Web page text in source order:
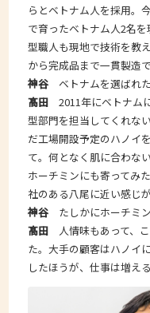
らとベトナム人を採用。
で育ったベトナム人2名
型職人も現地で技術を教
から完成品まで一貫製造
神谷 ベトナムを選ばれ
髙田 2011年にベトナム
型部門を担当してくれな
だ工場開設予定のハノイ
て。何となく肌に合わな
ホーチミンにも寄ってみ
社のある八尾に近い感じが
神谷 たしかにホーチミ
髙田 人情味もあって、
た。大手の顧客はハノイ
したほうが、仕事は増え